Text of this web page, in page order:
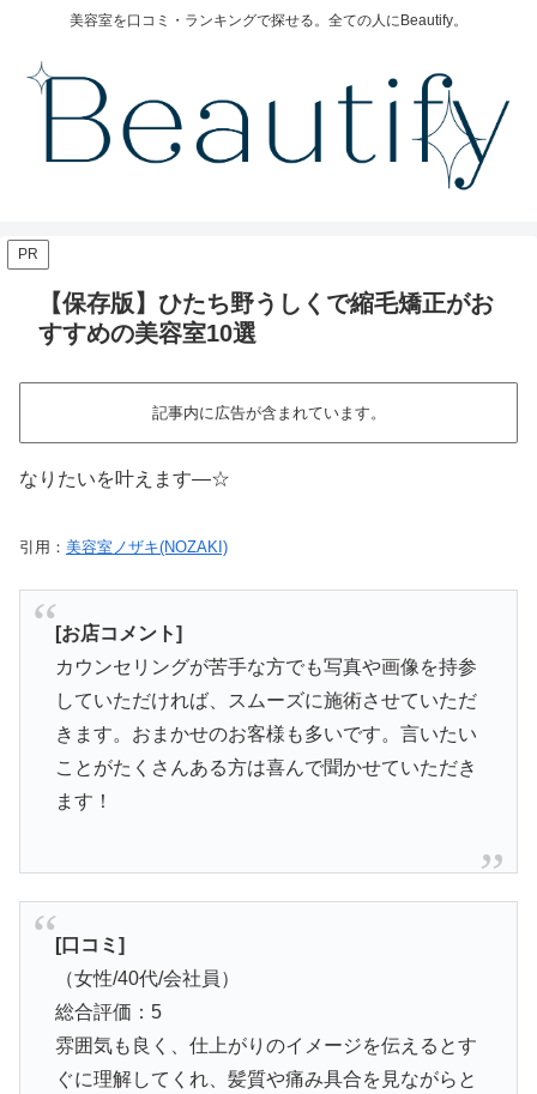
美容室を口コミ・ランキングで探せる。全ての人にBeautify。
PR
【保存版】ひたち野うしくで縮毛矯正がお
すすめの美容室10選
記事内に広告が含まれています。
なりたいを叶えます―☆
引用： 美容室ノザキ(NOZAKI)
[お店コメント]
カウンセリングが苦手な方でも写真や画像を持参
していただければ、スムーズに施術させていただ
きます。おまかせのお客様も多いです。言いたい
ことがたくさんある方は喜んで聞かせていただき
ます！
[口コミ]
（女性/40代/会社員）
総合評価：5
雰囲気も良く、仕上がりのイメージを伝えるとす
ぐに理解してくれ、髪質や痛み具合を見ながらと